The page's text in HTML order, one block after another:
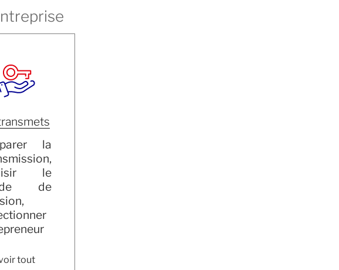
la
le
de
tout